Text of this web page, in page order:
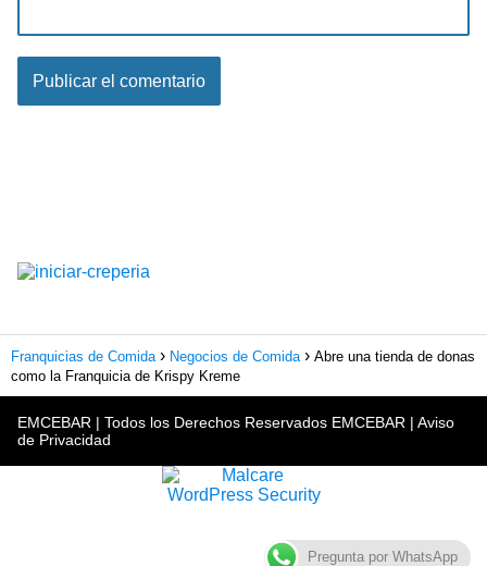
Franquicias de Comida Negocios de Comida
Abre una tienda de donas
como la Franquicia de Krispy Kreme
EMCEBAR | Todos los Derechos Reservados EMCEBAR | Aviso
de Privacidad
Pregunta por WhatsApp